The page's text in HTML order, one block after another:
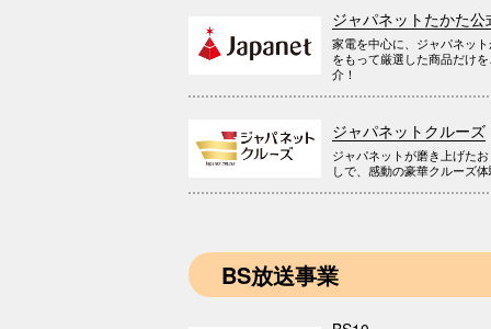
ジャパネットたかた公
家電を中心に、ジャパネッ
をもって厳選した商品だけ
介！
ジャパネットクルーズ
ジャパネットが磨き上げた
しで、感動の豪華クルーズ
BS放送事業